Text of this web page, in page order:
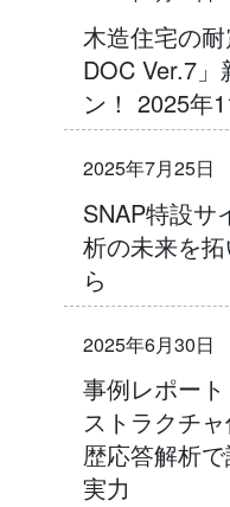
木造住宅の
DOC Ver.7
ン！ 2025年
2025年7月25日
SNAP特設サ
析の未来を
ら
2025年6月30日
事例レポー
ストラクチ
歴応答解析
実力